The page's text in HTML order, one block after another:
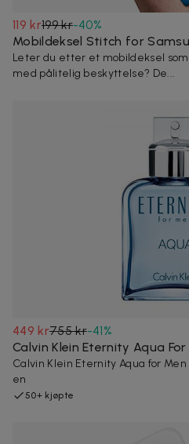
119 kr199 kr-40%
Mobildeksel Stitch for
Leter du etter et mobildeksel
med pålitelig beskyttelse? De...
449 kr755 kr-41%
Calvin Klein Eternity Aqua
Calvin Klein Eternity Aqua for
en
50+ kjøpte